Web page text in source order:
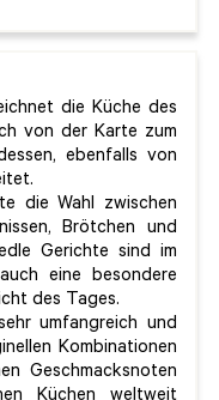
die Küche des
von der Karte zum
ebenfalls von
die Wahl zwischen
Brötchen und
Gerichte sind im
eine besondere
des Tages.
umfangreich und
Kombinationen
Geschmacksnoten